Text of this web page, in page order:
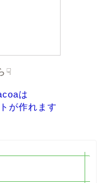
☟
は
が作れます